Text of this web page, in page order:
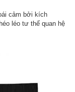
cảm bởi kích
léo tư thế quan hệ